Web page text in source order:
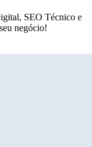
SEO Técnico e
negócio!